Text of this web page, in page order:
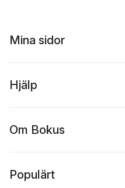
Mina sidor
Hjälp
Om Bokus
Populärt